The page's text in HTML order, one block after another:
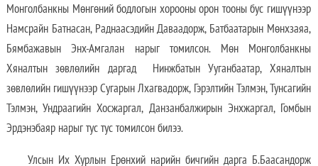
Монголбанкны Мөнгөний бодлогын хорооны орон тооны бус гишүүнээр
Намсрайн Батнасан, Раднаасэдийн Даваадорж, Батбаатарын Мөнхзаяа,
Бямбажавын Энх-Амгалан нарыг томилсон. Мөн Монголбанкны
Хяналтын зөвлөлийн даргад Нинжбатын Ууганбаатар, Хяналтын
зөвлөлийн гишүүнээр Сугарын Лхагвадорж, Гэрэлтийн Тэлмэн, Тунсагийн
Тэлмэн, Ундраагийн Хосжаргал, Данзанбалжирын Энхжаргал, Гомбын
Эрдэнэбаяр нарыг тус тус томилсон билээ.
Улсын Их Хурлын Ерөнхий нарийн бичгийн дарга Б.Баасандорж